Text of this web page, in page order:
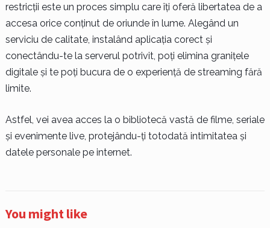
restricții este un proces simplu care îți oferă libertatea de a
accesa orice conținut de oriunde în lume. Alegând un
serviciu de calitate, instalând aplicația corect și
conectându-te la serverul potrivit, poți elimina granițele
digitale și te poți bucura de o experiență de streaming fără
limite.
Astfel, vei avea acces la o bibliotecă vastă de filme, seriale
și evenimente live, protejându-ți totodată intimitatea și
datele personale pe internet.
You might like